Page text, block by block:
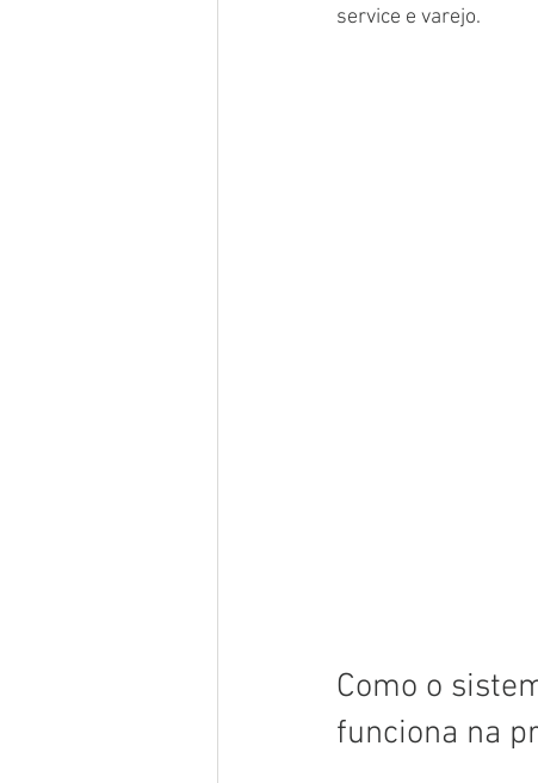
service e varejo.
Como o
funciona na